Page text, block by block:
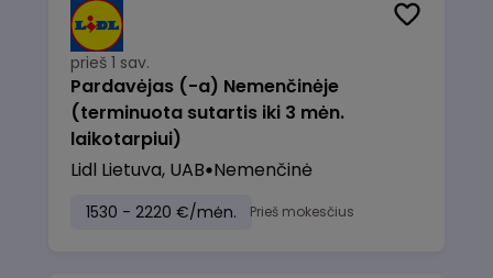
prieš 1 sav.
Pardavėjas (-a) Nemenčinėje
(terminuota sutartis iki 3 mėn.
laikotarpiui)
Lidl Lietuva, UAB Nemenčinė
1530 - 2220 €/mėn. Prieš mokesčius